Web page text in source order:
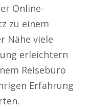
Online-
zu einem
Nähe viele
erleichtern
Reisebüro
Erfahrung